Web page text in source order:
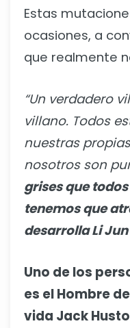
Estas
ocasiones, a
que realmente
“Un verdadero
villano. Todos
nuestras
nosotros son
grises que
tenemos que
desarrolla Li
Uno de los
es el Hombre
vida Jack